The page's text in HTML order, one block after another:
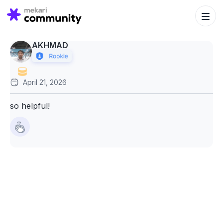
Search
for:
Search
AKHMAD
April 21, 2026
so helpful!